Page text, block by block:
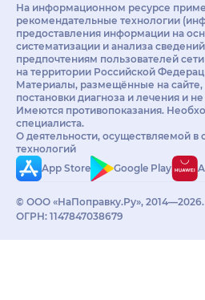
На информационном ресурсе
рекомендательные технологии
предоставления информации на
систематизации и анализа
предпочтениям пользователей
на территории Российской
Материалы, размещённые на
постановки диагноза и лечения и
Имеются противопоказания.
специалиста.
О деятельности, осуществляемой
технологий
App Store
Google Play
© ООО «НаПоправку.Ру», 2014—2026.
ОГРН: 1147847038679